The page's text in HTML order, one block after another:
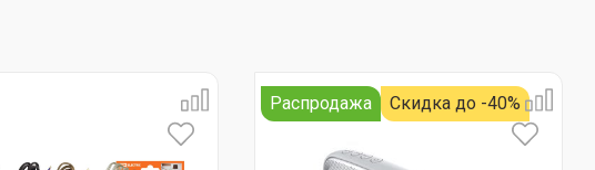
Распродажа Скидка до -40%